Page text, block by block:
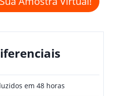
em 48 horas